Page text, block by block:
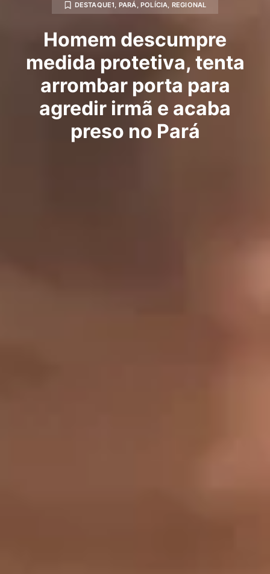
DESTAQUE1, PARÁ, POLÍCIA, REGIONAL
Homem descumpre
medida protetiva, tenta
arrombar porta para
agredir irmã e acaba
preso no Pará